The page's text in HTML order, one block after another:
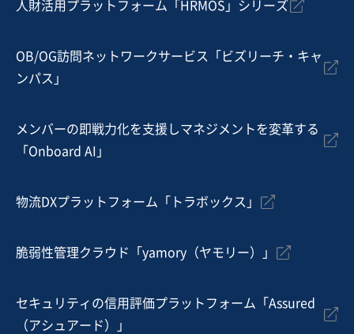
人財活用プラットフォーム「HRMOS」シリーズ
OB/OG訪問ネットワークサービス「ビズリーチ・キャ
ンパス」
メンバーの即戦力化を支援しマネジメントを変革する
「Onboard AI」
物流DXプラットフォーム「トラボックス」
脆弱性管理クラウド「yamory（ヤモリー）」
セキュリティの信用評価プラットフォーム「Assured
（アシュアード）」